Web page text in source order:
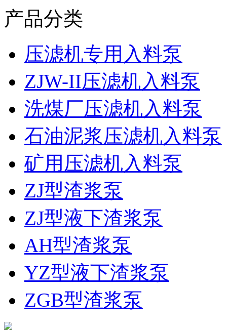
产品分类
压滤机专用入料泵
ZJW-II压滤机入料泵
洗煤厂压滤机入料泵
石油泥浆压滤机入料泵
矿用压滤机入料泵
ZJ型渣浆泵
ZJ型液下渣浆泵
AH型渣浆泵
YZ型液下渣浆泵
ZGB型渣浆泵